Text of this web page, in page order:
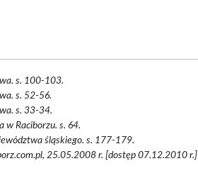
s. 100-103.
s. 52-56.
s. 33-34.
w Raciborzu. s. 64.
śląskiego. s. 177-179.
25.05.2008 r. [dostęp 07.12.2010 r.]